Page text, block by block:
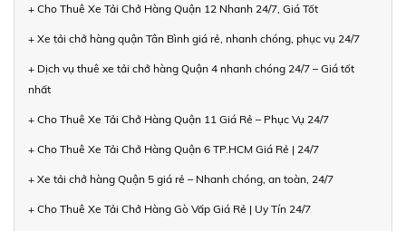
+ Cho Thuê Xe Tải Chở Hàng Quận 12 Nhanh 24/7, Giá Tốt
+ Xe tải chở hàng quận Tân Bình giá rẻ, nhanh chóng, phục vụ 24/7
+ Dịch vụ thuê xe tải chở hàng Quận 4 nhanh chóng 24/7 – Giá tốt
nhất
+ Cho Thuê Xe Tải Chở Hàng Quận 11 Giá Rẻ – Phục Vụ 24/7
+ Cho Thuê Xe Tải Chở Hàng Quận 6 TP.HCM Giá Rẻ | 24/7
+ Xe tải chở hàng Quận 5 giá rẻ – Nhanh chóng, an toàn, 24/7
+ Cho Thuê Xe Tải Chở Hàng Gò Vấp Giá Rẻ | Uy Tín 24/7